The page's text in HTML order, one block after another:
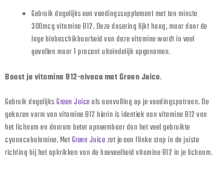
Gebruik dagelijks een voedingssupplement met ten minste
300mcg vitamine B12. Deze dosering lijkt hoog, maar door de
lage biobeschikbaarheid van deze vitamine wordt in veel
gevallen maar 1 procent uiteindelijk opgenomen.
Boost je vitamine B12-niveau met Green Juice.
Gebruik dagelijksGreen Juiceals aanvulling op je voedingspatroon. De
gekozen vorm van vitamine B12 hierin is identiek aan vitamine B12 van
het lichaam en daarom beter opneembaar dan het veel gebruikte
cyanocobalamine. MetGreen Juicezet je een flinke stap in de juiste
richting bij het opkrikken van de hoeveelheid vitamine B12 in je lichaam.